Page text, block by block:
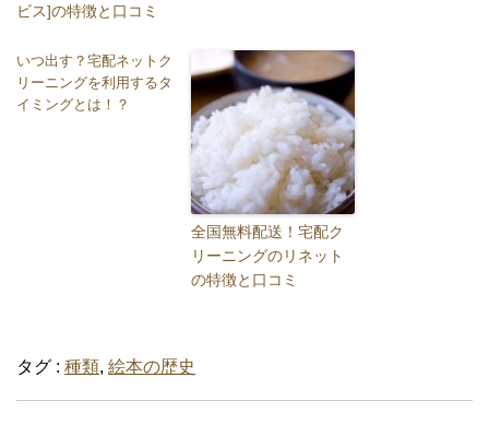
ビス]の特徴と口コミ
いつ出す？宅配ネットク
リーニングを利用するタ
イミングとは！？
全国無料配送！宅配ク
リーニングのリネット
の特徴と口コミ
タグ : 種類, 絵本の歴史